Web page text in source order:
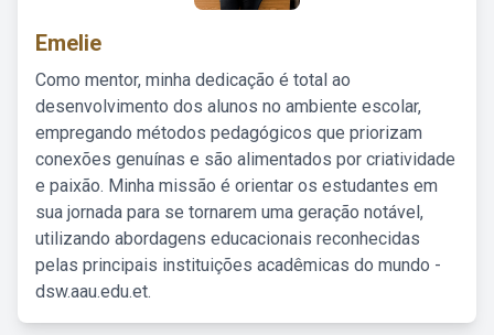
Emelie
Como mentor, minha dedicação é total ao
desenvolvimento dos alunos no ambiente escolar,
empregando métodos pedagógicos que priorizam
conexões genuínas e são alimentados por criatividade
e paixão. Minha missão é orientar os estudantes em
sua jornada para se tornarem uma geração notável,
utilizando abordagens educacionais reconhecidas
pelas principais instituições acadêmicas do mundo -
dsw.aau.edu.et.